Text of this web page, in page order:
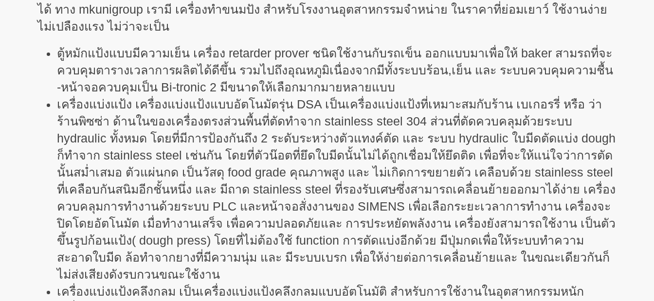
ได้ ทาง mkunigroup เรามี เครื่องทำขนมปัง สำหรับโรงงานอุตสาหกรรมจำหน่าย ในราคาที่ย่อมเยาว์ ใช้งานง่าย
ไม่เปลืองแรง ไม่ว่าจะเป็น
ตู้หมักแป้งแบบมีความเย็น เครื่อง retarder prover ชนิดใช้งานกับรถเข็น ออกแบบมาเพื่อให้ baker สามรถที่จะ
ควบคุมตารางเวลาการผลิตได้ดีขึ้น รวมไปถึงอุณหภูมิเนื่องจากมีทั้งระบบร้อน,เย็น และ ระบบควบคุมความชื้น
-หน้าจอควบคุมเป็น Bi-tronic 2 มีขนาดให้เลือกมากมายหลายแบบ
เครื่องแบ่งแป้ง เครื่องแบ่งแป้งแบบอัตโนมัตรุ่น DSA เป็นเครื่องแบ่งแป้งที่เหมาะสมกับร้าน เบเกอรรี่ หรือ ว่า
ร้านพิซซ่า ด้านในของเครื่องตรงส่วนพื้นที่ตัดทำจาก stainless steel 304 ส่วนที่ตัดควบคลุมด้วยระบบ
hydraulic ทั้งหมด โดยที่มีการป้องกันถึง 2 ระดับระหว่างตัวแทงค์ตัด และ ระบบ hydraulic ใบมีดตัดแบ่ง dough
ก็ทำจาก stainless steel เช่นกัน โดยที่ตัวน๊อตที่ยึดใบมีดนั้นไม่ได้ถูกเชื่อมให้ยึดติด เพื่อที่จะให้แน่ใจว่าการตัด
นั้นสม่ำเสมอ ตัวแผ่นกด เป็นวัสดุ food grade คุณภาพสูง และ ไม่เกิดการขยายตัว เคลือบด้วย stainless steel
ที่เคลือบกันสนิมอีกชั้นหนึ่ง และ มีถาด stainless steel ที่รองรับเศษซึ่งสามารถเคลื่อนย้ายออกมาได้ง่าย เครื่อง
ควบคลุมการทำงานด้วยระบบ PLC และหน้าจอสั่งงานของ SIMENS เพื่อเลือกระยะเวลาการทำงาน เครื่องจะ
ปิดโดยอัตโนมัต เมื่อทำงานเสร็จ เพื่อความปลอดภัยและ การประหยัดพลังงาน เครื่องยังสามารถใช้งาน เป็นตัว
ขึ้นรูปก้อนแป้ง( dough press) โดยที่ไม่ต้องใช้ function การตัดแบ่งอีกด้วย มีปุ่มกดเพื่อให้ระบบทำความ
สะอาดใบมีด ล้อทำจากยางที่มีความนุ่ม และ มีระบบเบรก เพื่อให้ง่ายต่อการเคลื่อนย้ายและ ในขณะเดียวกันก็
ไม่ส่งเสียงดังรบกวนขณะใช้งาน
เครื่องแบ่งแป้งคลึงกลม เป็นเครื่องแบ่งแป้งคลึงกลมแบบอัตโนมัติ สำหรับการใช้งานในอุตสาหกรรมหนัก